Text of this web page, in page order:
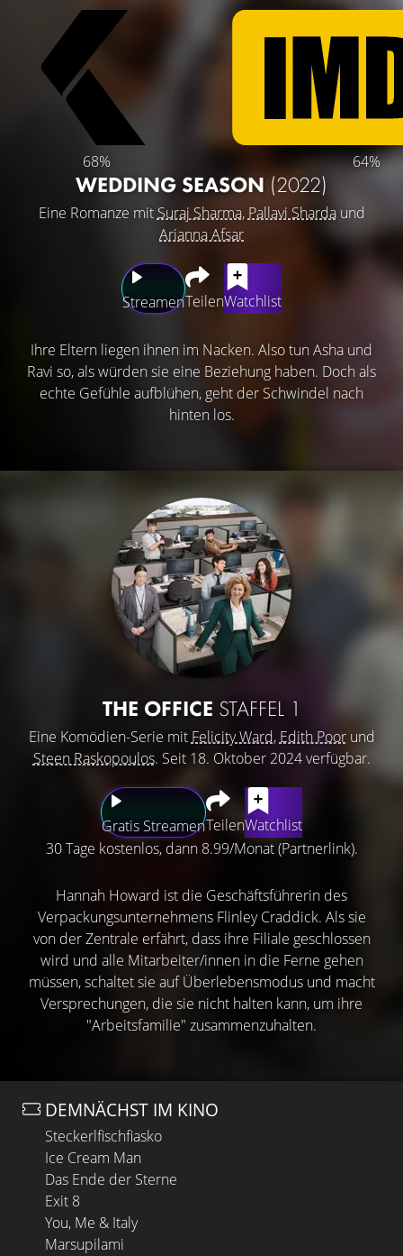
68% 64%
WEDDING SEASON (2022)
Eine Romanze mit Suraj Sharma, Pallavi Shardaund
Arianna Afsar
StreamenTeilenWatchlist
Ihre Eltern liegen ihnen im Nacken. Also tun Asha und
Ravi so, als würden sie eine Beziehung haben. Doch als
echte Gefühle aufblühen, geht der Schwindel nach
hinten los.
THE OFFICE STAFFEL 1
Eine Komödien-Serie mit Felicity Ward, Edith Poorund
Steen Raskopoulos. Seit 18. Oktober 2024 verfügbar.
Gratis StreamenTeilenWatchlist
30 Tage kostenlos, dann 8.99/Monat (Partnerlink).
Hannah Howard ist die Geschäftsführerin des
Verpackungsunternehmens Flinley Craddick. Als sie
von der Zentrale erfährt, dass ihre Filiale geschlossen
wird und alle Mitarbeiter/innen in die Ferne gehen
müssen, schaltet sie auf Überlebensmodus und macht
Versprechungen, die sie nicht halten kann, um ihre
"Arbeitsfamilie" zusammenzuhalten.
DEMNÄCHST IM KINO
Steckerlfischfiasko
Ice Cream Man
Das Ende der Sterne
Exit 8
You, Me & Italy
Marsupilami